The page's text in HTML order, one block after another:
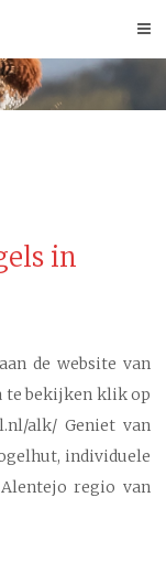
in
de website van
te bekijken klik op
alk/ Geniet van
individuele
regio van